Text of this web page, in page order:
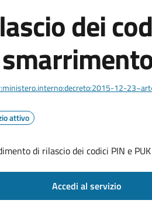
dei
12-
attivo
di rilascio dei codici PIN e
Accedi al servizio